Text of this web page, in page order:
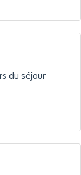
du séjour